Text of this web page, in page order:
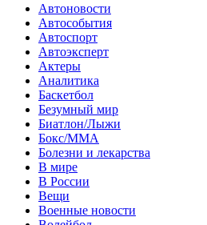
Автоновости
Автособытия
Автоспорт
Автоэксперт
Актеры
Аналитика
Баскетбол
Безумный мир
Биатлон/Лыжи
Бокс/MMA
Болезни и лекарства
В мире
В России
Вещи
Военные новости